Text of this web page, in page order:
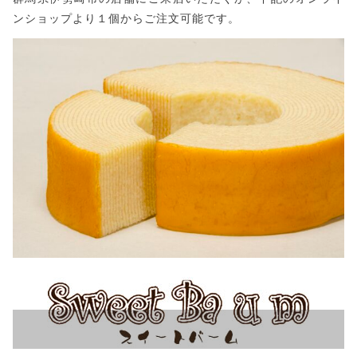
ンショップより１個からご注文可能です。